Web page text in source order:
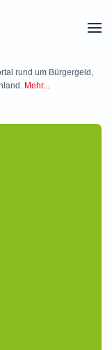
rund um Bürgergeld,
Mehr...